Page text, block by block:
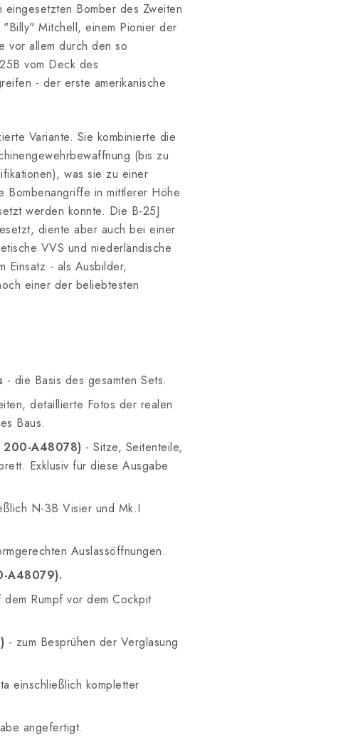
Bomber des Zweiten
Mitchell, einem Pionier der
vor allem durch den so
vom Deck des
- der erste amerikanische
Variante. Sie kombinierte die
(bis zu
was sie zu einer
Bombenangriffe in mittlerer Höhe
werden konnte. Die B-25J
diente aber auch bei einer
VVS und niederländische
Einsatz - als Ausbilder,
einer der beliebtesten
- die Basis des gesamten Sets.
detaillierte Fotos der realen
Baus.
200-A48078) - Sitze, Seitenteile,
Exklusiv für diese Ausgabe
N-3B Visier und Mk.I
Auslassöffnungen.
A48079).
dem Rumpf vor dem Cockpit
- zum Besprühen der Verglasung
einschließlich kompletter
angefertigt.